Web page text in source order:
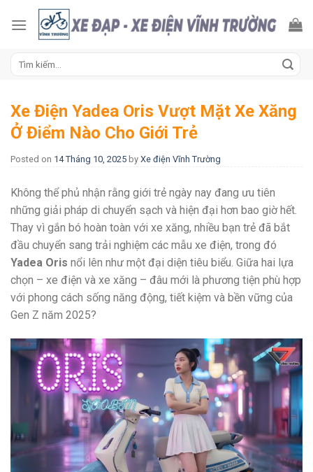
Xe Điện Yadea Oris Vượt Mặt Xe Xăng
Ở Điểm Nào Cho Giới Trẻ
Posted on 14 Tháng 10, 2025 by Xe điện Vĩnh Trường
Không thể phủ nhận rằng giới trẻ ngày nay đang ưu tiên
những giải pháp di chuyển sạch và hiện đại hơn bao giờ hết.
Thay vì gắn bó hoàn toàn với xe xăng, nhiều bạn trẻ đã bắt
đầu chuyển sang trải nghiệm các mẫu xe điện, trong đó
Yadea Oris nổi lên như một đại diện tiêu biểu. Giữa hai lựa
chọn – xe điện và xe xăng – đâu mới là phương tiện phù hợp
với phong cách sống năng động, tiết kiệm và bền vững của
Gen Z năm 2025?